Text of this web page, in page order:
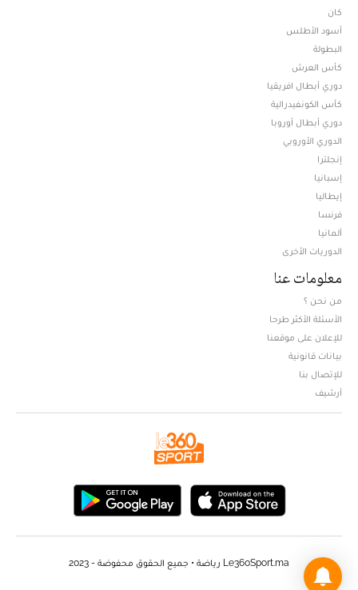
كان
أسود الأطلس
البطولة
كأس العرش
دوري أبطال افريقيا
كأس الكونفيدرالية
دوري أبطال أوروبا
الدوري الأوروبي
إنجلترا
إسبانيا
إيطاليا
فرنسا
ألمانيا
الدوريات الأخرى
معلومات عنا
من نحن ؟
الأسئلة الأكثر طرحا
للإعلان على موقعنا
بيانات قانونية
للإتصال بنا
أرشيف
Le360Sport.ma رياضة • جميع الحقوق محفوضة - 2023